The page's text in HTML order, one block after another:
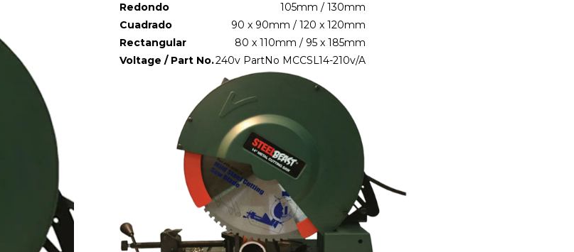
Redondo
105mm / 130mm
Cuadrado
90 x 90mm / 120 x 120mm
Rectangular
80 x 110mm / 95 x 185mm
Voltage / Part No.240v PartNo MCCSL14-210v/A